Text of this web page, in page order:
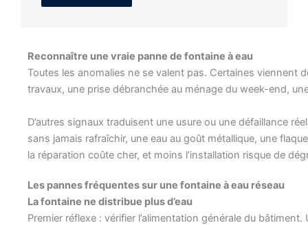
Reconnaître une vraie panne de fontaine à eau
Toutes les anomalies ne se valent pas. Certaines viennent
travaux, une prise débranchée au ménage du week-end,
D’autres signaux traduisent une usure ou une défaillance
sans jamais rafraîchir, une eau au goût métallique, une
la réparation coûte cher, et moins l’installation risque de
Les pannes fréquentes sur une fontaine à eau réseau
La fontaine ne distribue plus d’eau
Premier réflexe : vérifier l’alimentation générale du